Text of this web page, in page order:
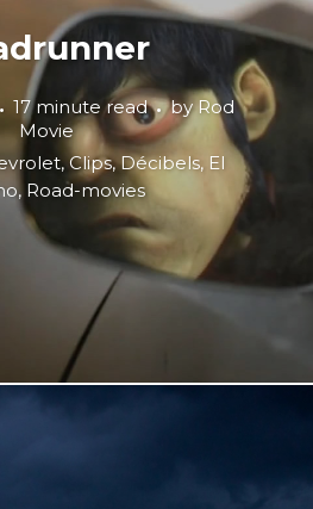
17 minute read byRod
Movie
,Clips,Décibels, El
, Road-movies